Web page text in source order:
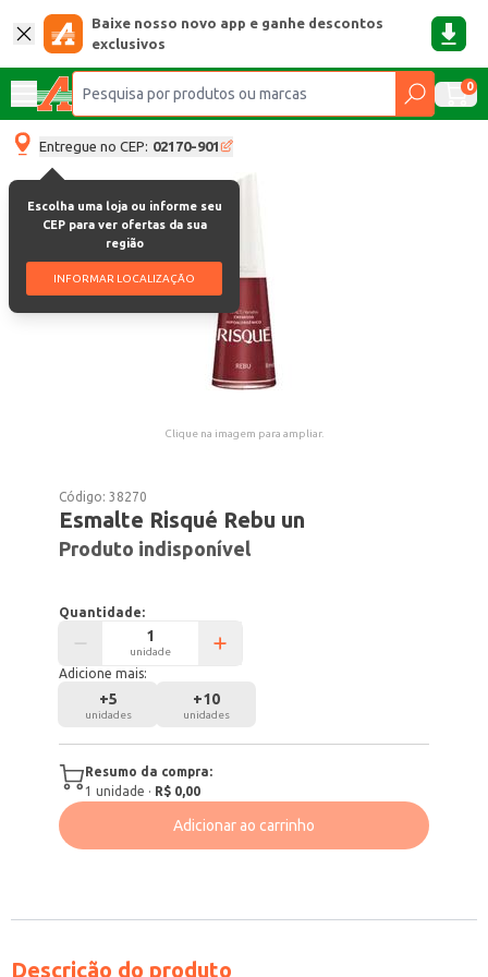
Baixe nosso novo app e ganhe descontos
exclusivos
0
Entregue no CEP: 02170-901
Escolha uma loja ou informe seu
CEP para ver ofertas da sua
região
INFORMAR LOCALIZAÇÃO
Clique na imagem para ampliar.
Código:38270
Esmalte Risqué Rebu un
Produto indisponível
Quantidade:
unidade
Adicione mais:
+5
unidades
+10
unidades
Resumo da compra:
1 unidade · R$ 0,00
Adicionar ao carrinho
Descrição do produto